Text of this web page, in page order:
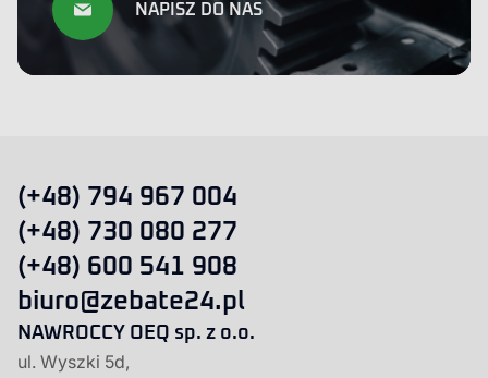
NAPISZ DO NAS
(+48) 794 967 004
(+48) 730 080 277
(+48) 600 541 908
biuro@zebate24.pl
NAWROCCY OEQ sp. z o.o.
ul. Wyszki 5d,